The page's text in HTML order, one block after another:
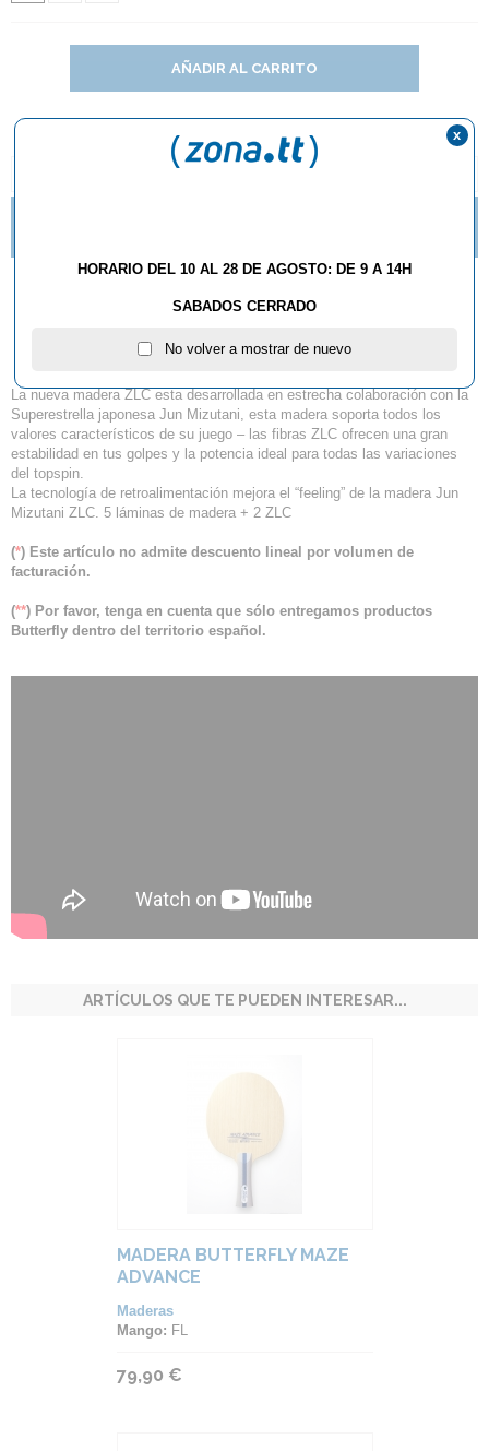
AÑADIR AL CARRITO
Madera Butterfly Jun
Mizutani ZLC
La nueva madera ZLC esta desarrollada en estrecha colaboración con la
Superestrella japonesa Jun Mizutani, esta madera soporta todos los
valores característicos de su juego – las fibras ZLC ofrecen una gran
estabilidad en tus golpes y la potencia ideal para todas las variaciones
del topspin.
La tecnología de retroalimentación mejora el “feeling” de la madera Jun
Mizutani ZLC. 5 láminas de madera + 2 ZLC
(*) Este artículo no admite descuento lineal por volumen de
facturación.
(**) Por favor, tenga en cuenta que sólo entregamos productos
Butterfly dentro del territorio español.
ARTÍCULOS QUE TE PUEDEN INTERESAR...
MADERA BUTTERFLY MAZE
ADVANCE
Maderas
Mango: FL
79,90 €
HORARIO DEL 10 AL 28 DE AGOSTO: DE 9 A 14H
SABADOS CERRADO
No volver a mostrar de nuevo
x